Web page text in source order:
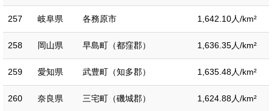
257 岐阜県 各務原市 1,642.10人/km²
258 岡山県 早島町（都窪郡） 1,636.35人/km²
259 愛知県 武豊町（知多郡） 1,635.48人/km²
260 奈良県 三宅町（磯城郡） 1,624.88人/km²